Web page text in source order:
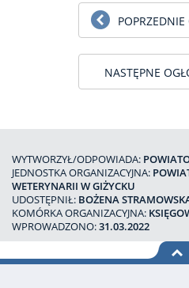
NASTĘPNE
WYTWORZYŁ/ODPOWIADA:
JEDNOSTKA ORGANIZACYJNA:
WETERYNARII W GIŻYCKU
UDOSTĘPNIŁ: BOŻENA
KOMÓRKA ORGANIZACYJNA:
WPROWADZONO:31.03.2022
na górę